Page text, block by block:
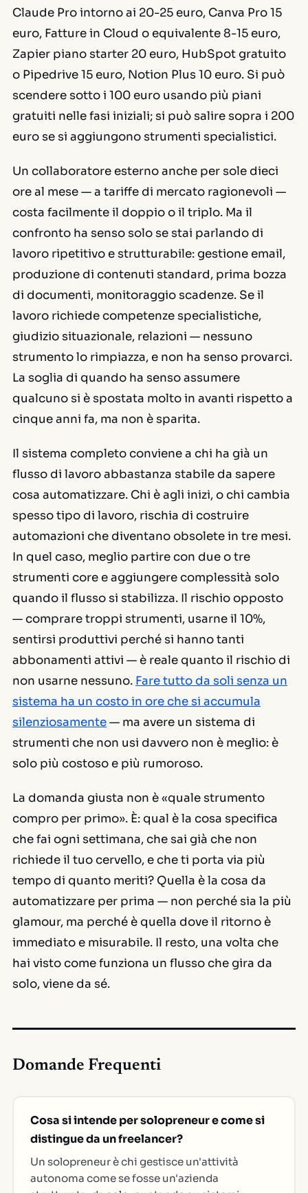
Claude Pro intorno ai 20-25 euro, Canva Pro 15
euro, Fatture in Cloud o equivalente 8-15 euro,
Zapier piano starter 20 euro, HubSpot gratuito
o Pipedrive 15 euro, Notion Plus 10 euro. Si può
scendere sotto i 100 euro usando più piani
gratuiti nelle fasi iniziali; si può salire sopra i 200
euro se si aggiungono strumenti specialistici.
Un collaboratore esterno anche per sole dieci
ore al mese — a tariffe di mercato ragionevoli —
costa facilmente il doppio o il triplo. Ma il
confronto ha senso solo se stai parlando di
lavoro ripetitivo e strutturabile: gestione email,
produzione di contenuti standard, prima bozza
di documenti, monitoraggio scadenze. Se il
lavoro richiede competenze specialistiche,
giudizio situazionale, relazioni — nessuno
strumento lo rimpiazza, e non ha senso provarci.
La soglia di quando ha senso assumere
qualcuno si è spostata molto in avanti rispetto a
cinque anni fa, ma non è sparita.
Il sistema completo conviene a chi ha già un
flusso di lavoro abbastanza stabile da sapere
cosa automatizzare. Chi è agli inizi, o chi cambia
spesso tipo di lavoro, rischia di costruire
automazioni che diventano obsolete in tre mesi.
In quel caso, meglio partire con due o tre
strumenti core e aggiungere complessità solo
quando il flusso si stabilizza. Il rischio opposto
— comprare troppi strumenti, usarne il 10%,
sentirsi produttivi perché si hanno tanti
abbonamenti attivi — è reale quanto il rischio di
non usarne nessuno. Fare tutto da soli senza un
sistema ha un costo in ore che si accumula
silenziosamente— ma avere un sistema di
strumenti che non usi davvero non è meglio: è
solo più costoso e più rumoroso.
La domanda giusta non è «quale strumento
compro per primo». È: qual è la cosa specifica
che fai ogni settimana, che sai già che non
richiede il tuo cervello, e che ti porta via più
tempo di quanto meriti? Quella è la cosa da
automatizzare per prima — non perché sia la più
glamour, ma perché è quella dove il ritorno è
immediato e misurabile. Il resto, una volta che
hai visto come funziona un flusso che gira da
solo, viene da sé.
Domande Frequenti
Cosa si intende per solopreneur e come si
distingue da un freelancer?
Un solopreneur è chi gestisce un'attività
autonoma come se fosse un'azienda